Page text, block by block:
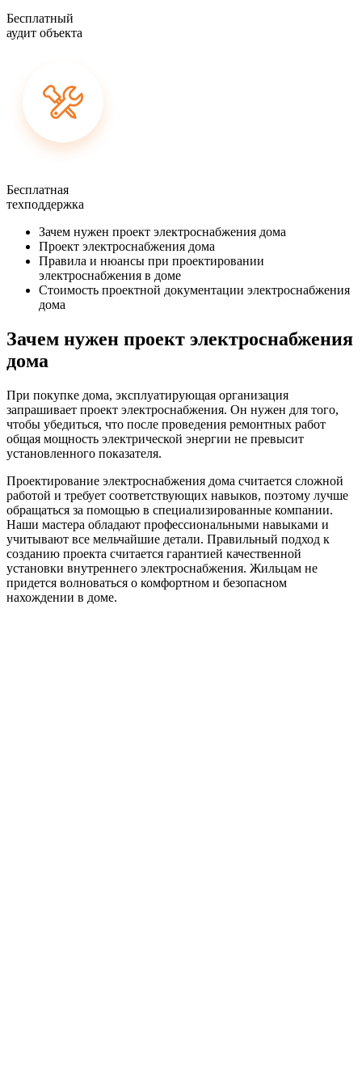
Бесплатный
аудит объекта
Бесплатная
техподдержка
Зачем нужен проект электроснабжения дома
Проект электроснабжения дома
Правила и нюансы при проектировании
электроснабжения в доме
Стоимость проектной документации электроснабжения
дома
Зачем нужен проект электроснабжения
дома
При покупке дома, эксплуатирующая организация
запрашивает проект электроснабжения. Он нужен для того,
чтобы убедиться, что после проведения ремонтных работ
общая мощность электрической энергии не превысит
установленного показателя.
Проектирование электроснабжения дома считается сложной
работой и требует соответствующих навыков, поэтому лучше
обращаться за помощью в специализированные компании.
Наши мастера обладают профессиональными навыками и
учитывают все мельчайшие детали. Правильный подход к
созданию проекта считается гарантией качественной
установки внутреннего электроснабжения. Жильцам не
придется волноваться о комфортном и безопасном
нахождении в доме.